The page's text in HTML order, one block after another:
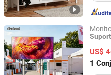
US$
1
Eurasia Global International
Guangdong, China